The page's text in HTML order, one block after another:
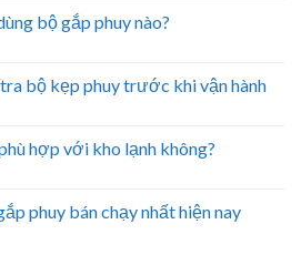
bộ gắp phuy nào?
bộ kẹp phuy trước khi vận hành
hợp với kho lạnh không?
phuy bán chạy nhất hiện nay